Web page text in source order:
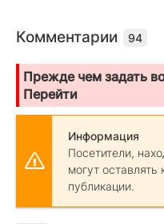
Комментарии 94
Прежде чем задать
Перейти
Информация
Посетители,
могут
публикации.